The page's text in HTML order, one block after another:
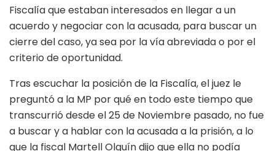
Fiscalía que estaban interesados en llegar a un
acuerdo y negociar con la acusada, para buscar un
cierre del caso, ya sea por la vía abreviada o por el
criterio de oportunidad.
Tras escuchar la posición de la Fiscalía, el juez le
preguntó a la MP por qué en todo este tiempo que
transcurrió desde el 25 de Noviembre pasado, no fue
a buscar y a hablar con la acusada a la prisión, a lo
que la fiscal Martell Olguín dijo que ella no podía